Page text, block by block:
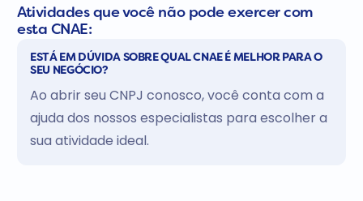
Atividades que você não pode exercer com
esta CNAE:
ESTÁ EM DÚVIDA SOBRE QUAL CNAE É MELHOR PARA O
SEU NEGÓCIO?
Ao abrir seu CNPJ conosco, você conta com a
ajuda dos nossos especialistas para escolher a
sua atividade ideal.